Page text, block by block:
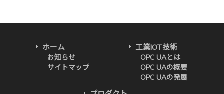
ホーム
お知らせ
サイトマップ
工業IOT技術
OPC UAとは
OPC UAの概要
OPC UAの発展